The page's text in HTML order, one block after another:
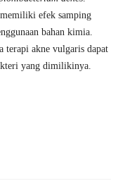
efek samping
bahan kimia.
terapi akne vulgaris dapat
yang dimilikinya.